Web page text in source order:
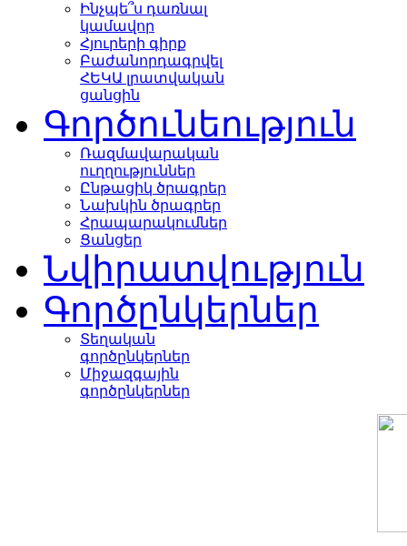
Ինչպե՞ս դառնալ
կամավոր
Հյուրերի գիրք
Բաժանորդագրվել
ՀԵԿԱ լրատվական
ցանցին
Գործունեություն
Ռազմավարական
ուղղություններ
Ընթացիկ ծրագրեր
Նախկին ծրագրեր
Հրապարակումներ
Ցանցեր
Նվիրատվություն
Գործընկերներ
Տեղական
գործընկերներ
Միջազգային
գործընկերներ